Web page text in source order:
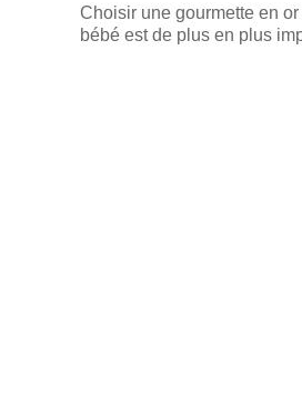
Choisir une gourmette en
bébé est de plus en plus